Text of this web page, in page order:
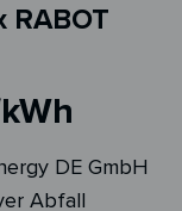
DE GmbH
Abfall